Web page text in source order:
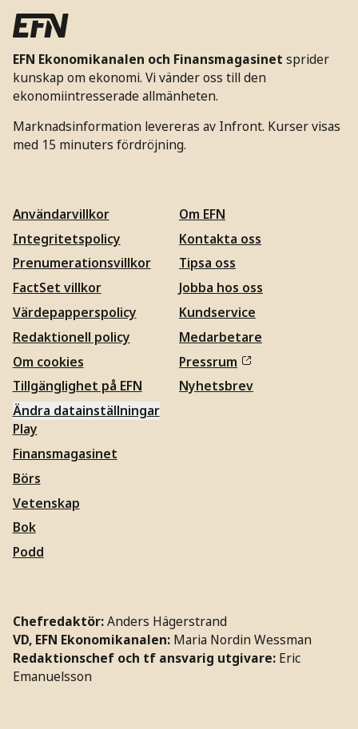
EFN Ekonomikanalen och Finansmagasinet sprider
kunskap om ekonomi. Vi vänder oss till den
ekonomiintresserade allmänheten.
Marknadsinformation levereras av Infront. Kurser visas
med 15 minuters fördröjning.
Användarvillkor
Integritetspolicy
Prenumerationsvillkor
FactSet villkor
Värdepapperspolicy
Redaktionell policy
Om cookies
Tillgänglighet på EFN
Ändra datainställningar
Om EFN
Kontakta oss
Tipsa oss
Jobba hos oss
Kundservice
Medarbetare
Pressrum
Nyhetsbrev
Play
Finansmagasinet
Börs
Vetenskap
Bok
Podd
Chefredaktör:Anders Hägerstrand
VD, EFN Ekonomikanalen: Maria Nordin Wessman
Redaktionschef och tf ansvarig utgivare: Eric
Emanuelsson